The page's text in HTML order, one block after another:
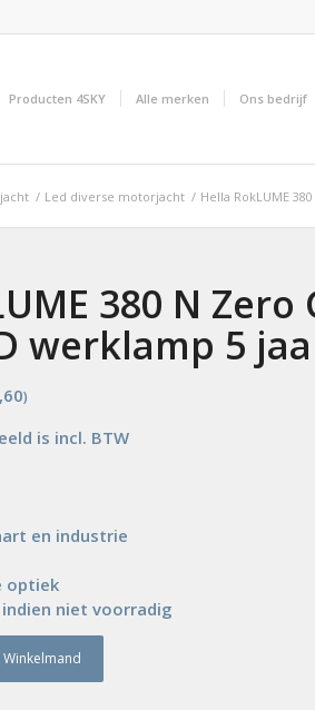
Producten 4SKY Alle merken Ons bedrijf
/ Led diverse motorjacht / Hella RokLUME
380 N
werklamp 5
)
is incl. BTW
en industrie
optiek
niet voorradig
Winkelmand